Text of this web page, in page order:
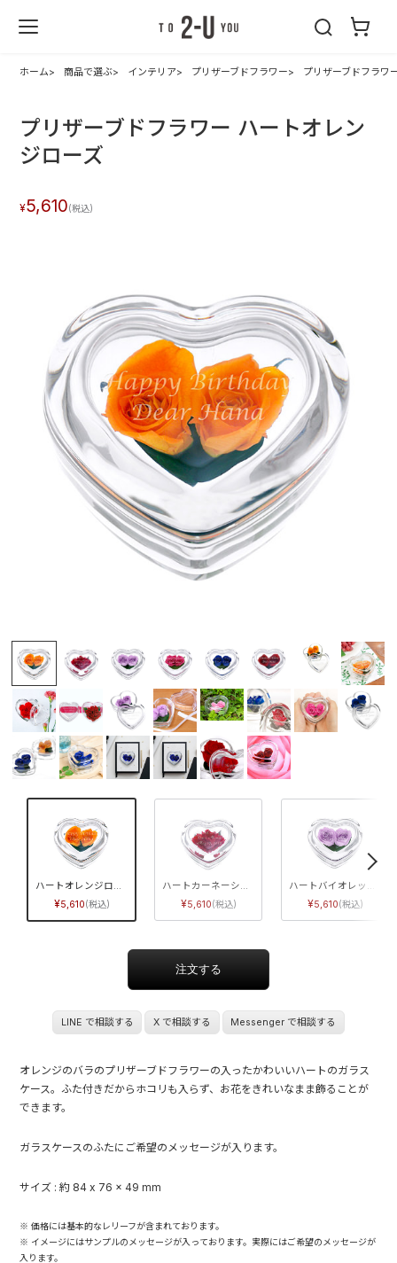
ホーム 商品で選ぶ インテリア プリザーブドフラワー プリザーブドフラワ
プリザーブドフラワー ハートオレン
ジローズ
5,610
ハートオレンジローズ
5,610
ハートカーネーション
5,610
ハートバイオレットローズ
5,610
LINE で相談する X で相談する Messenger で相談する
オレンジのバラのプリザーブドフラワーの入ったかわいいハートのガラス
ケース。ふた付きだからホコリも入らず、お花をきれいなまま飾ることが
できます。
ガラスケースのふたにご希望のメッセージが入ります。
サイズ : 約 84 x 76 x 49 mm
※ 価格には基本的なレリーフが含まれております。
※ イメージにはサンプルのメッセージが入っております。実際にはご希望のメッセージが
入ります。